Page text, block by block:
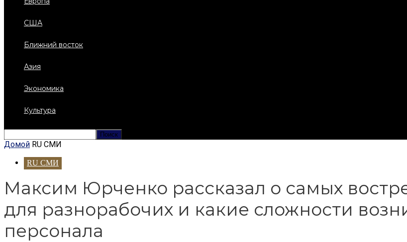
США
Ближний восток
Азия
Экономика
Культура
Домой RU СМИ
RU СМИ
Максим Юрченко рассказал о самых
для разнорабочих и какие сложности
персонала